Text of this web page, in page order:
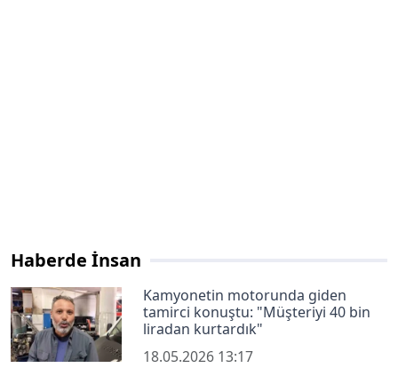
Haberde İnsan
Kamyonetin motorunda giden
tamirci konuştu: "Müşteriyi 40 bin
liradan kurtardık"
18.05.2026 13:17